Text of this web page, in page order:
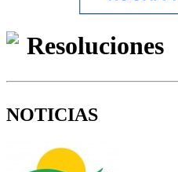
Resoluciones
NOTICIAS